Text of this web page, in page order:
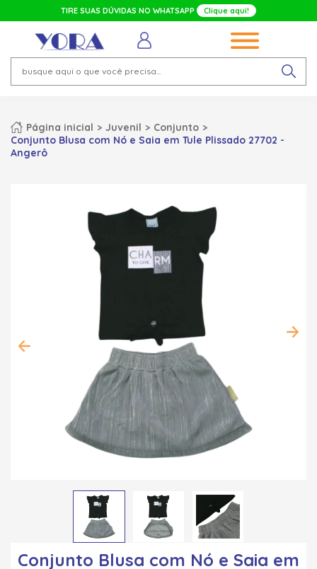
TIRE SUAS DÚVIDAS NO WHATSAPP Clique aqui!
Página inicial Juvenil
Conjunto
Conjunto Blusa com Nó e Saia em Tule Plissado 27702 -
Angerô
Conjunto Blusa com Nó e Saia em